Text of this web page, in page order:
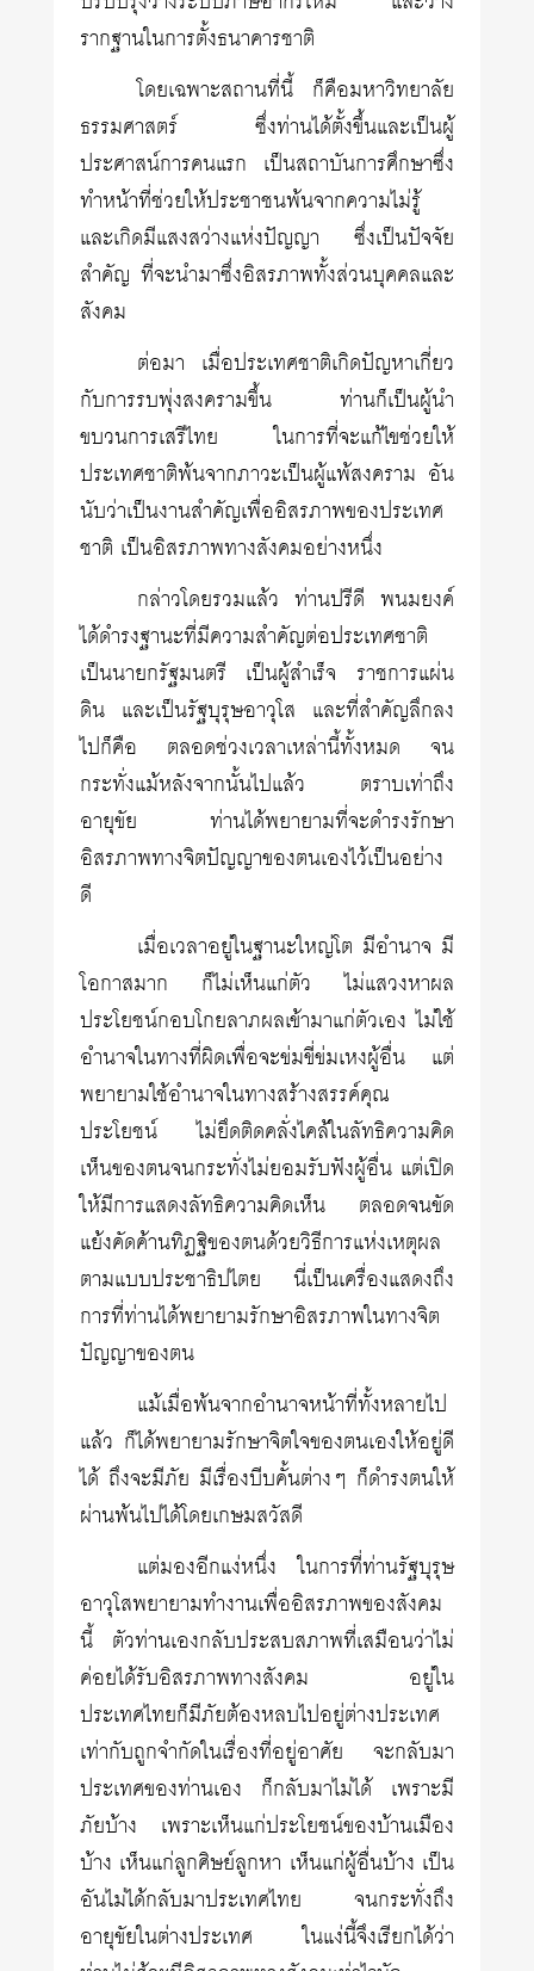
รากฐานในการตั้งธนาคารชาติ
โดยเฉพาะสถานที่นี้ ก็คือมหาวิทยาลัย
ธรรมศาสตร์ ซึ่งท่านได้ตั้งขึ้นและเป็นผู้
ประศาสน์การคนแรก เป็นสถาบันการศึกษาซึ่ง
ทำหน้าที่ช่วยให้ประชาชนพ้นจากความไม่รู้
และเกิดมีแสงสว่างแห่งปัญญา ซึ่งเป็นปัจจัย
สำคัญ ที่จะนำมาซึ่งอิสรภาพทั้งส่วนบุคคลและ
สังคม
ต่อมา เมื่อประเทศชาติเกิดปัญหาเกี่ยว
กับการรบพุ่งสงครามขึ้น ท่านก็เป็นผู้นำ
ขบวนการเสรีไทย ในการที่จะแก้ไขช่วยให้
ประเทศชาติพ้นจากภาวะเป็นผู้แพ้สงคราม อัน
นับว่าเป็นงานสำคัญเพื่ออิสรภาพของประเทศ
ชาติ เป็นอิสรภาพทางสังคมอย่างหนึ่ง
กล่าวโดยรวมแล้ว ท่านปรีดี พนมยงค์
ได้ดำรงฐานะที่มีความสำคัญต่อประเทศชาติ
เป็นนายกรัฐมนตรี เป็นผู้สำเร็จ ราชการแผ่น
ดิน และเป็นรัฐบุรุษอาวุโส และที่สำคัญลึกลง
ไปก็คือ ตลอดช่วงเวลาเหล่านี้ทั้งหมด จน
กระทั่งแม้หลังจากนั้นไปแล้ว ตราบเท่าถึง
อายุขัย ท่านได้พยายามที่จะดำรงรักษา
อิสรภาพทางจิตปัญญาของตนเองไว้เป็นอย่าง
ดี
เมื่อเวลาอยู่ในฐานะใหญ่โต มีอำนาจ มี
โอกาสมาก ก็ไม่เห็นแก่ตัว ไม่แสวงหาผล
ประโยชน์กอบโกยลาภผลเข้ามาแก่ตัวเอง ไม่ใช้
อำนาจในทางที่ผิดเพื่อจะข่มขี่ข่มเหงผู้อื่น แต่
พยายามใช้อำนาจในทางสร้างสรรค์คุณ
ประโยชน์ ไม่ยึดติดคลั่งไคล้ในลัทธิความคิด
เห็นของตนจนกระทั่งไม่ยอมรับฟังผู้อื่น แต่เปิด
ให้มีการแสดงลัทธิความคิดเห็น ตลอดจนขัด
แย้งคัดค้านทิฏฐิของตนด้วยวิธีการแห่งเหตุผล
ตามแบบประชาธิปไตย นี่เป็นเครื่องแสดงถึง
การที่ท่านได้พยายามรักษาอิสรภาพในทางจิต
ปัญญาของตน
แม้เมื่อพ้นจากอำนาจหน้าที่ทั้งหลายไป
แล้ว ก็ได้พยายามรักษาจิตใจของตนเองให้อยู่ดี
ได้ ถึงจะมีภัย มีเรื่องบีบคั้นต่างๆ ก็ดำรงตนให้
ผ่านพ้นไปได้โดยเกษมสวัสดี
แต่มองอีกแง่หนึ่ง ในการที่ท่านรัฐบุรุษ
อาวุโสพยายามทำงานเพื่ออิสรภาพของสังคม
นี้ ตัวท่านเองกลับประสบสภาพที่เสมือนว่าไม่
ค่อยได้รับอิสรภาพทางสังคม อยู่ใน
ประเทศไทยก็มีภัยต้องหลบไปอยู่ต่างประเทศ
เท่ากับถูกจำกัดในเรื่องที่อยู่อาศัย จะกลับมา
ประเทศของท่านเอง ก็กลับมาไม่ได้ เพราะมี
ภัยบ้าง เพราะเห็นแก่ประโยชน์ของบ้านเมือง
บ้าง เห็นแก่ลูกศิษย์ลูกหา เห็นแก่ผู้อื่นบ้าง เป็น
อันไม่ได้กลับมาประเทศไทย จนกระทั่งถึง
อายุขัยในต่างประเทศ ในแง่นี้จึงเรียกได้ว่า